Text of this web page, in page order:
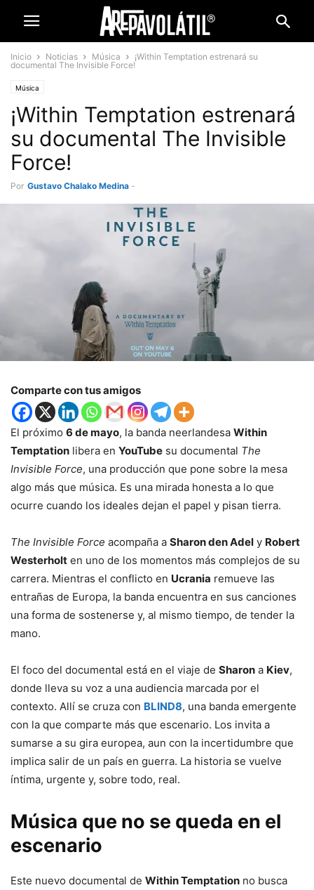
Inicio Noticias Música
¡Within Temptation estrenará su
documental The Invisible Force!
Música
¡Within Temptation estrenará
su documental The Invisible
Force!
Por Gustavo Chalako Medina -
Comparte con tus amigos
El próximo 6 de mayo, la banda neerlandesa Within
Temptation libera en YouTube su documental The
Invisible Force, una producción que pone sobre la mesa
algo más que música. Es una mirada honesta a lo que
ocurre cuando los ideales dejan el papel y pisan tierra.
The Invisible Force acompaña a Sharon den Adel y Robert
Westerholt en uno de los momentos más complejos de su
carrera. Mientras el conflicto en Ucrania remueve las
entrañas de Europa, la banda encuentra en sus canciones
una forma de sostenerse y, al mismo tiempo, de tender la
mano.
El foco del documental está en el viaje de Sharon a Kiev,
donde lleva su voz a una audiencia marcada por el
contexto. Allí se cruza con BLIND8, una banda emergente
con la que comparte más que escenario. Los invita a
sumarse a su gira europea, aun con la incertidumbre que
implica salir de un país en guerra. La historia se vuelve
íntima, urgente y, sobre todo, real.
Música que no se queda en el
escenario
Este nuevo documental de Within Temptation no busca